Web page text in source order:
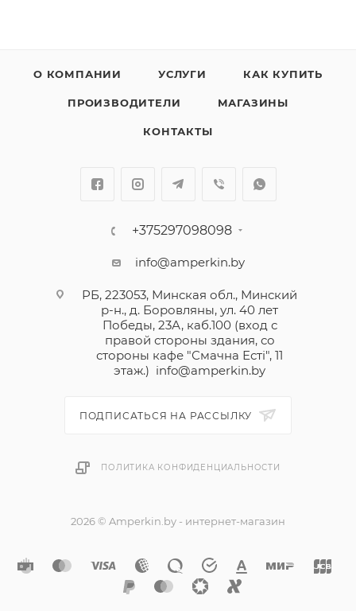
О КОМПАНИИ УСЛУГИ КАК КУПИТЬ
ПРОИЗВОДИТЕЛИ МАГАЗИНЫ
КОНТАКТЫ
+375297098098
info@amperkin.by
РБ, 223053, Минская обл., Минский
р-н., д. Боровляны, ул. 40 лет
Победы, 23А, каб.100 (вход с
правой стороны здания, со
стороны кафе "Смачна Естi", 11
этаж.) info@amperkin.by
ПОДПИСАТЬСЯ НА РАССЫЛКУ
ПОЛИТИКА КОНФИДЕНЦИАЛЬНОСТИ
2026 © Amperkin.by - интернет-магазин